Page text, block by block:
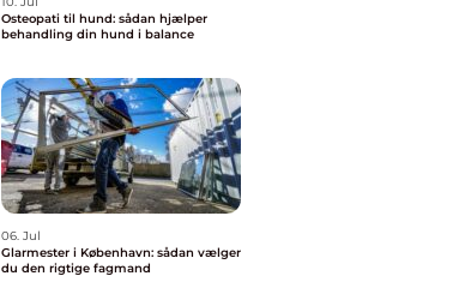
Osteopati til hund: sådan hjælper
behandling din hund i balance
06. Jul
Glarmester i København: sådan vælger
du den rigtige fagmand